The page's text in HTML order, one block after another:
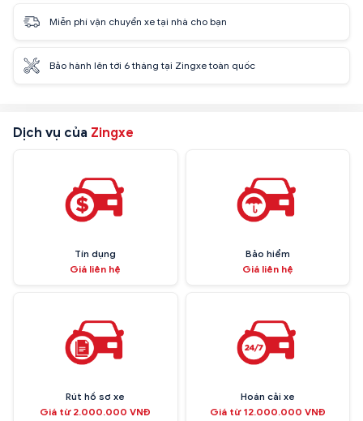
Miễn phí vận chuyển xe tại nhà cho bạn
Bảo hành lên tới 6 tháng tại Zingxe toàn quốc
Dịch vụ của Zingxe
Tín dụng
Giá liên hệ
Bảo hiểm
Giá liên hệ
Rút hồ sơ xe
Giá từ 2.000.000 VNĐ
Hoán cải xe
Giá từ 12.000.000 VNĐ